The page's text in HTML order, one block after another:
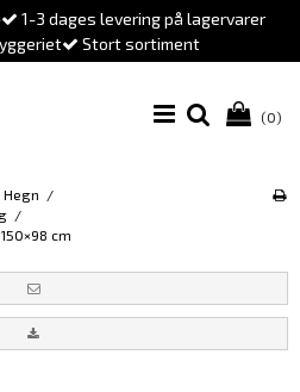
1-3 dages levering på lagervarer
Stort sortiment
(0)
Hegn /
/
cm